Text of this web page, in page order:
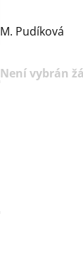
M. Pudíková
Není vybrán